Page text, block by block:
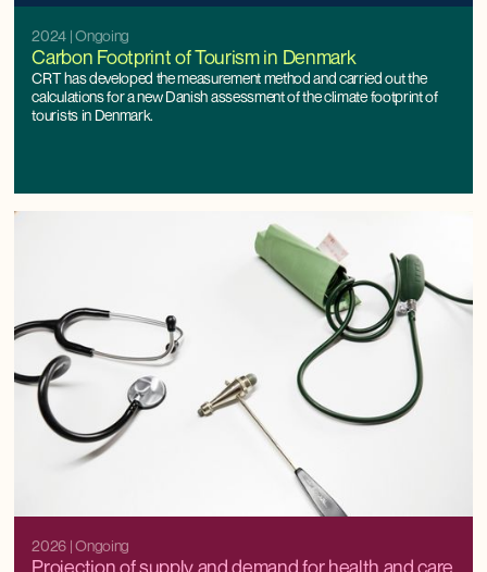
2024 | Ongoing
Carbon Footprint of Tourism in Denmark
CRT has developed the measurement method and carried out the
calculations for a new Danish assessment of the climate footprint of
tourists in Denmark.
2026 | Ongoing
Projection of supply and demand for health and care